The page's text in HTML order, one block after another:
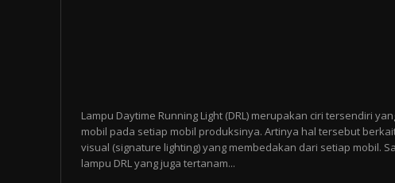
Lampu Daytime Running Light (DRL) merupakan ciri tersendiri
mobil pada setiap mobil produksinya. Artinya hal tersebut
visual (signature lighting) yang membedakan dari setiap mobil.
lampu DRL yang juga tertanam...